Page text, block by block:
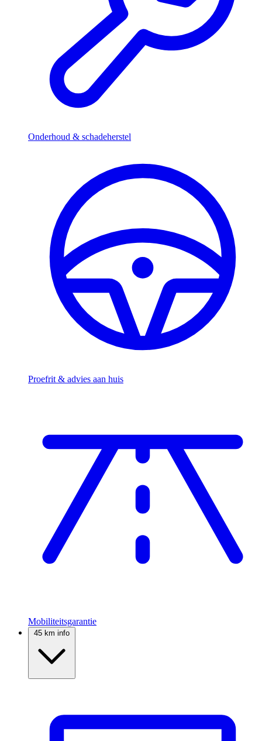
Onderhoud & schadeherstel
Proefrit & advies aan huis
Mobiliteitsgarantie
45 km info